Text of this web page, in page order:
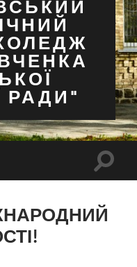
РАДИ"